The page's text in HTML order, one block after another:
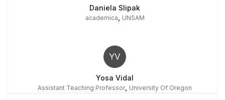
Daniela Slipak
academica, UNSAM
YV
Yosa Vidal
Assistant Teaching Professor, University Of Oregon